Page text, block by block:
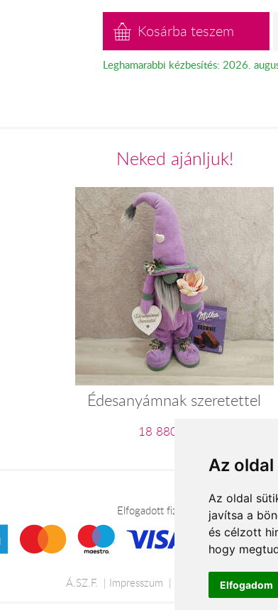
Az
Az oldal
javítsa a
és célzott
hogy
Elfogadom
Kosárba teszem
Leghamarabbi kézbesítés: 2026.
Neked ajánljuk!
Édesanyámnak szeretettel
18 880 Ft-tól
Elfogadott fizetési módok
Á.SZ.F. Impresszum Adatkezelési tájékoztató